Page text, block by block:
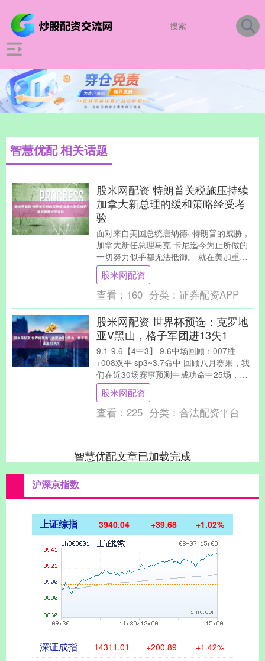
智慧优配 相关话题
股米网配资 特朗普关税施压持续
加拿大新总理的缓和策略经受考
验
面对来自美国总统唐纳德· 特朗普的威胁，
加拿大新任总理马克·卡尼迄今为止所做的
一切努力似乎都无法抵御。 就在美加重启
贸易谈判不到一周、加方力争在7月21日前
达成....
股米网配资
查看： 160 分类： 证券配资APP
股米网配资 世界杯预选：克罗地
亚V黑山，格子军团进13失1
9.1-9.6【4中3】 9.6中场回顾：007胜
+008双平 sp3~3.7命中 回顾八月赛果，我
们在近30场赛事预测中成功命中25场，具
体记录欢迎随时查证核....
股米网配资
查看： 225 分类： 合法配资平台
智慧优配文章已加载完成
沪深京指数
上证综指 3940.04 +39.68 +1.02%
深证成指 14311.01 +200.89 +1.42%